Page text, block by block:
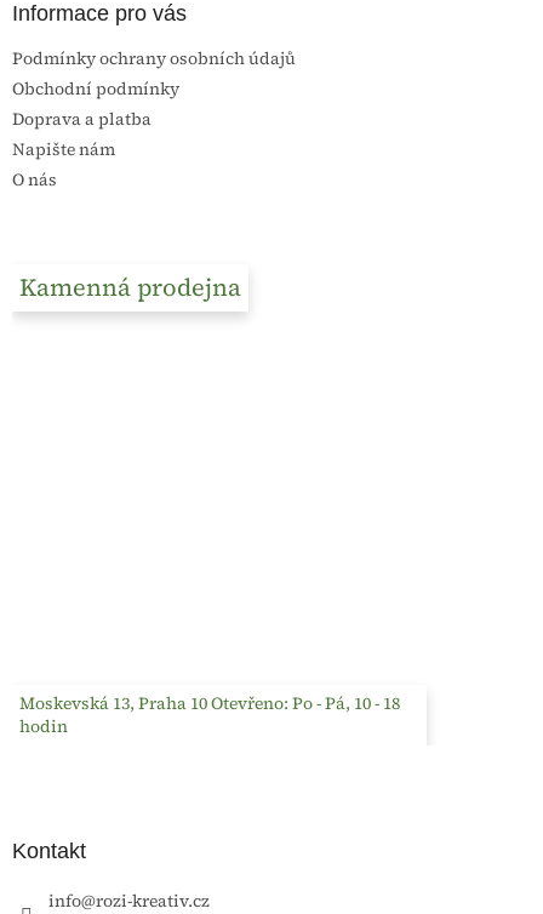
Informace pro vás
Podmínky ochrany osobních údajů
Obchodní podmínky
Doprava a platba
Napište nám
O nás
Kamenná prodejna
Moskevská 13, Praha 10 Otevřeno: Po - Pá, 10 - 18
hodin
Kontakt
info@rozi-kreativ.cz